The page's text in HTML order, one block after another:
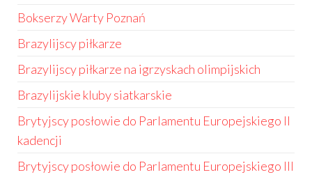
Bokserzy Warty Poznań
Brazylijscy piłkarze
Brazylijscy piłkarze na igrzyskach olimpijskich
Brazylijskie kluby siatkarskie
Brytyjscy posłowie do Parlamentu Europejskiego II
kadencji
Brytyjscy posłowie do Parlamentu Europejskiego III